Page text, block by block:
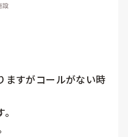
設
ますがコールがない時